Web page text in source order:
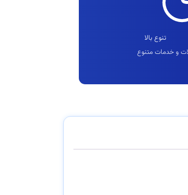
تنوع بالا
و خدمات متنوع